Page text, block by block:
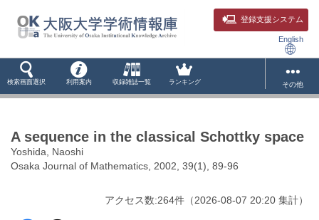
登録支援システム
English
検索画面選択 利用案内 収録雑誌一覧 ランキング その他
A sequence in the classical Schottky space
Yoshida, Naoshi
Osaka Journal of Mathematics, 2002, 39(1), 89-96
アクセス数:264件 （2026-08-07 20:20 集計）